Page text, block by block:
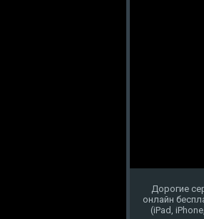
Дорогие
онлайн
(iPad,